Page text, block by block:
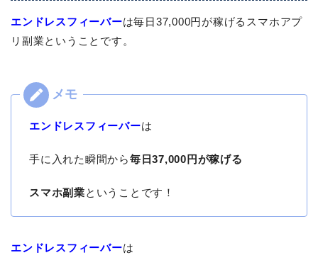
エンドレスフィーバーは毎日37,000円が稼げるスマホアプ
リ副業ということです。
エンドレスフィーバーは
手に入れた瞬間から毎日37,000円が稼げる
スマホ副業ということです！
エンドレスフィーバーは